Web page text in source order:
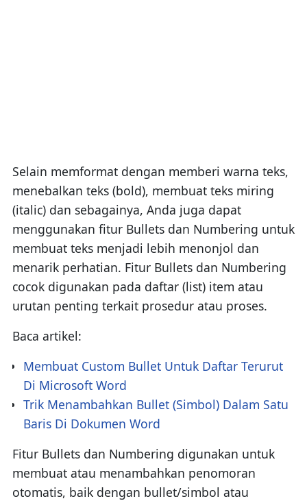
Selain memformat dengan memberi warna teks,
menebalkan teks (bold), membuat teks miring
(italic) dan sebagainya, Anda juga dapat
menggunakan fitur Bullets dan Numbering untuk
membuat teks menjadi lebih menonjol dan
menarik perhatian. Fitur Bullets dan Numbering
cocok digunakan pada daftar (list) item atau
urutan penting terkait prosedur atau proses.
Baca artikel:
Membuat Custom Bullet Untuk Daftar Terurut
Di Microsoft Word
Trik Menambahkan Bullet (Simbol) Dalam Satu
Baris Di Dokumen Word
Fitur Bullets dan Numbering digunakan untuk
membuat atau menambahkan penomoran
otomatis, baik dengan bullet/simbol atau